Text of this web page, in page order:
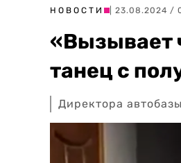
НОВОСТИ | 23.08.2024 /
«Вызывает
танец с
Директора